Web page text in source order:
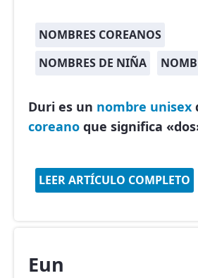
NOMBRES COREANOS
NOMBRES DE NIÑA
Duri es un nombre unisex
coreano que significa
LEER ARTÍCULO COMPLETO
Eun